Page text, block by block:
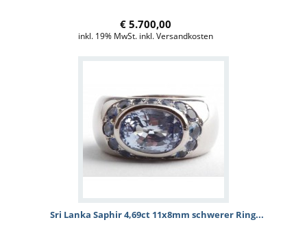
€ 5.700,00
inkl. 19% MwSt. inkl. Versandkosten
Sri Lanka Saphir 4,69ct 11x8mm schwerer Ring...